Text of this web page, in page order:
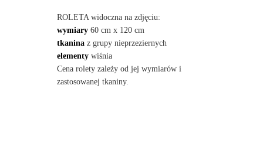
ROLETA widoczna na zdjęciu:
wymiary60 cm x 120 cm
tkaninaz grupy nieprzeziernych
elementywiśnia
Cena rolety zależy od jej wymiarów i
zastosowanej tkaniny.